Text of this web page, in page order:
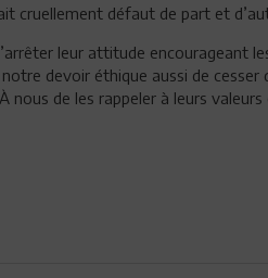
cruellement défaut de part et
leur attitude encourageant
devoir éthique aussi de cesser
nous de les rappeler à leurs